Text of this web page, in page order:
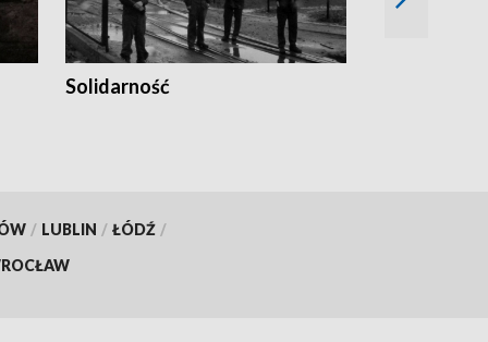
Solidarność
/ LUBLIN / ŁÓDŹ /